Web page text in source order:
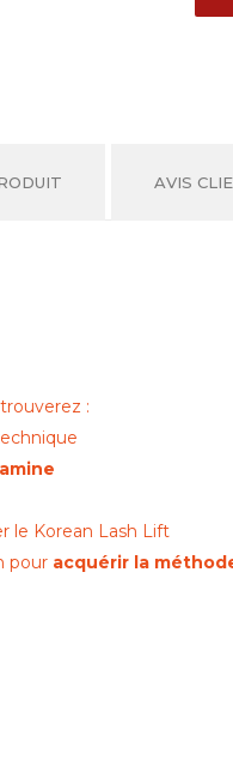
AVIS
:
le Korean Lash Lift
pour acquérir la